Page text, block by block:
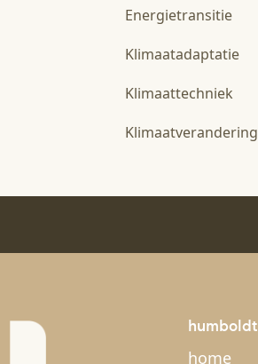
Energietransitie
Klimaatadaptatie
Klimaattechniek
Klimaatverandering
humboldt
home